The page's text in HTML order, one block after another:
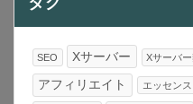
SEO Xサーバー Xサーバ
アフィリエイト エッセンス